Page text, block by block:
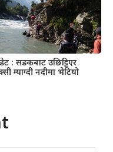
: सडकबाट उछिट्टिएर
म्याग्दी नदीमा भेटियो